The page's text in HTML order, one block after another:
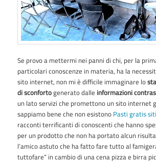
Se provo a mettermi nei panni di chi, per la
particolari conoscenze in materia, ha la
sito internet, non mi è difficile immaginare lo
di sconfortogenerato dalle informazioni
un lato servizi che promettono un sito internet
sappiamo bene che non esistonoPasti gratis
racconti terrificanti di conoscenti che hanno
per un prodotto che non ha portato alcun
l’amico astuto che ha fatto fare tutto al
tuttofare” in cambio di una cena pizza e birra